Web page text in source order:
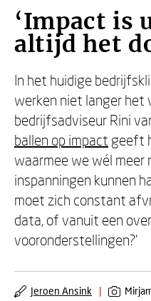
‘Impact is
altijd het
In het huidige
werken niet langer het
bedrijfsadviseur Rini
ballen op impact geeft
waarmee we wél
inspanningen kunnen
moet zich constant
data, of vanuit een
vooronderstellingen?’
Jeroen Ansink |